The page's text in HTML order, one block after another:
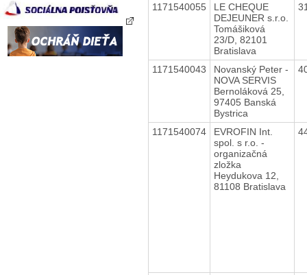
1171540055
LE CHEQUE
DEJEUNER s.r.o.
Tomášiková
23/D, 82101
Bratislava
1171540043
Novanský Peter -
NOVA SERVIS
Bernoláková 25,
97405 Banská
Bystrica
1171540074
EVROFIN Int.
spol. s r.o. -
organizačná
zložka
Heydukova 12,
81108 Bratislava